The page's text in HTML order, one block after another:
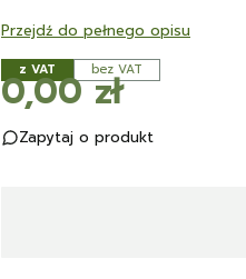
Przejdź do pełnego opisu
z VAT bez VAT
Cena
0,00 zł
Zapytaj o produkt